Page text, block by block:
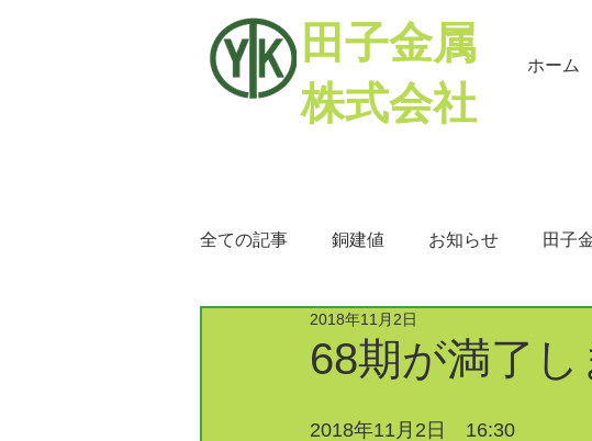
田子金属
株式会社
ホーム
全ての記事 銅建値 お知らせ 田子
ミックスメタル
68期が満了し
2018年11月2日
2018年11月2日　16:30